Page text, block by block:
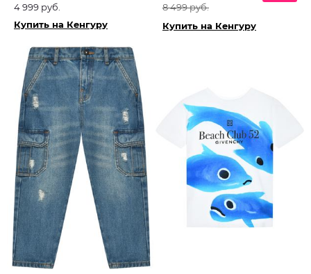
4 999 руб.
Купить на Кенгуру
8 499 руб.
Купить на Кенгуру